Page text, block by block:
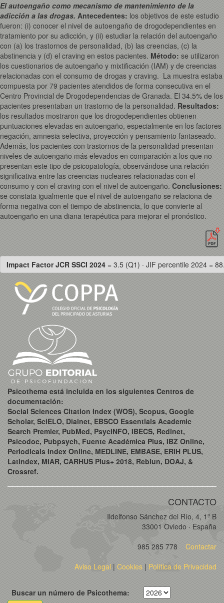
El autoengaño como mecanismo de mantenimiento de la
adicción a las drogas. Antecedentes: los objetivos de este estudio
fueron: (i) conocer el nivel de autoengaño de drogodependientes en
tratamiento por su adicción, y (ii) estudiar la relación del autoengaño
con (a) los trastornos de personalidad, (b) las creencias, (c) la
abstinencia y (d) el craving en estos pacientes. Método: se utilizaron
los cuestionarios de autoengaño y mixtificación (IAM) y de creencias
relacionadas con el consumo de drogas y craving. La muestra estaba
compuesta por 79 pacientes atendidos de forma consecutiva en el
Centro Provincial de Drogodependencias de Granada. El 34.5% de los
pacientes presentaban un trastorno de la personalidad. Resultados:
los resultados mostraron que los drogodependientes obtienen
puntuaciones elevadas en autoengaño, especialmente en los factores
negación, amnesia selectiva, proyección y pensamiento fantaseado.
Además, los pacientes con trastornos de la personalidad presentan
niveles de autoengaño más elevados en comparación a los que no
presentan este tipo de psicopatología, observándose una relación
significativa entre las creencias nucleares relacionadas con el
consumo y con el craving con el nivel de autoengaño. Conclusiones:
se constata igualmente que el nivel de autoengaño se relaciona de
forma negativa con el tiempo de abstinencia, lo que convierte al
autoengaño en una diana terapéutica para mejorar el pronóstico.
Impact Factor JCR SSCI 2024 = 3.5 (Q1) · JIF percentile 2024 =
Psicothema está incluida en los siguientes Centros de
documentación:
Social Sciences Citation Index (WOS), Scopus, Google
Scholar, SciELO, Dialnet, EBSCO Essentials Academic
Search Premier, PubMed, PsycINFO, IBECS, Redinet,
Psicodoc, Pubpsych, Fuente Académica Plus, IBZ Online,
Periodicals Index Online, MEDLINE, EMBASE, ERIH PLUS,
Latindex, MIAR, CARHUS Plus+ 2018, Rebiun, DOAJ, &
Crossref.
CONTACTO
Ildelfonso Sánchez del Río, 4, 1º B
33001 Oviedo · España
985 285 778
Contactar
Aviso Legal| Cookies | Política de Privacidad
Buscar un número de Psicothema: